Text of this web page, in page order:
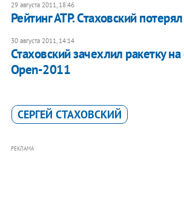
29 августа 2011, 18:46
Рейтинг АТР. Стаховский
30 августа 2011, 14:14
Стаховский зачехлил ракетку на
Open-2011
СЕРГЕЙ СТАХОВСКИЙ
РЕКЛАМА